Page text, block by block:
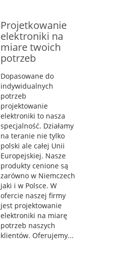
Projetkowanie
elektroniki na
miare twoich
potrzeb
Dopasowane do
indywidualnych
potrzeb
projektowanie
elektroniki to nasza
specjalność. Działamy
na teranie nie tylko
polski ale całej Unii
Europejskiej. Nasze
produkty cenione są
zarówno w Niemczech
jaki i w Polsce. W
ofercie naszej firmy
jest projektowanie
elektroniki na miarę
potrzeb naszych
klientów. Oferujemy...